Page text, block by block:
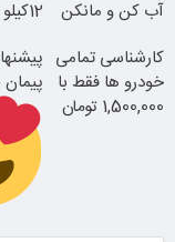
آب کن و مانکن
امشب)
کارشناسی تمامی
خودرو ها فقط با
1,500,000 تومان